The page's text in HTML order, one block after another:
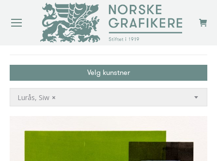
Velg kunstner
×
Lurås, Siw